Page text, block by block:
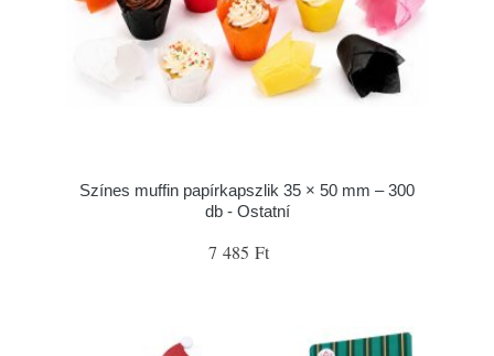
Színes muffin papírkapszlik 35 × 50 mm – 300
db - Ostatní
7 485 Ft